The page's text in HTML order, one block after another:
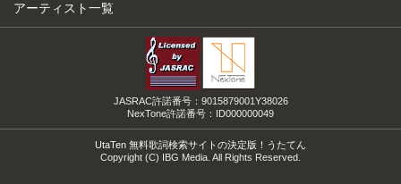
アーティスト一覧
JASRAC許諾番号：9015879001Y38026
NexTone許諾番号：ID000000049
UtaTen 無料歌詞検索サイトの決定版！うたてん
Copyright (C) IBG Media. All Rights Reserved.